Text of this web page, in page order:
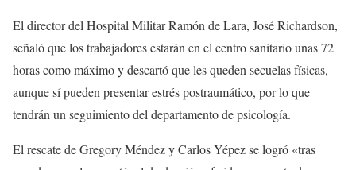
El director del Hospital Militar Ramón de Lara, José Richardson,
señaló que los trabajadores estarán en el centro sanitario unas 72
horas como máximo y descartó que les queden secuelas físicas,
aunque sí pueden presentar estrés postraumático, por lo que
tendrán un seguimiento del departamento de psicología.
El rescate de Gregory Méndez y Carlos Yépez se logró «tras